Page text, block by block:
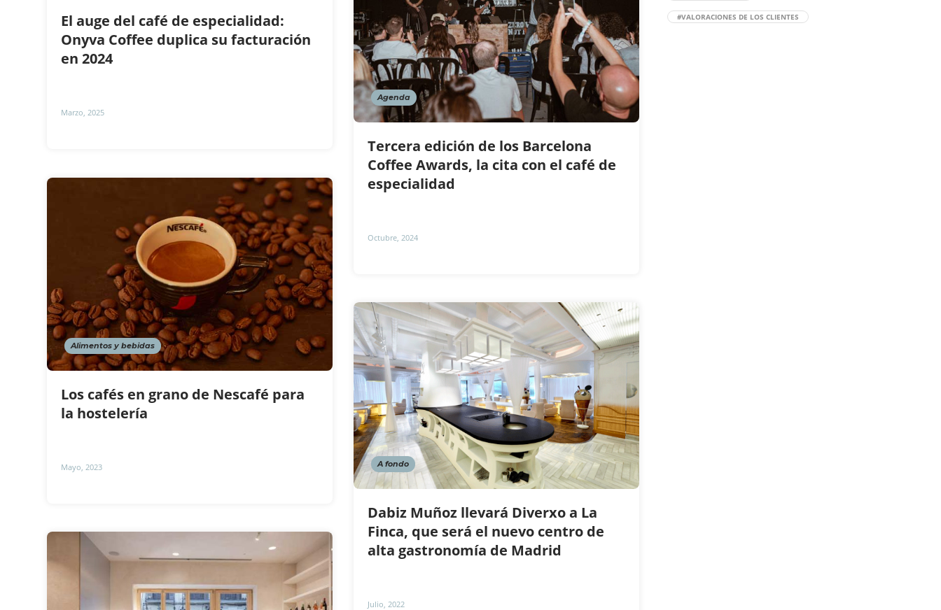
El auge del café de especialidad:
Onyva Coffee duplica su facturación
en 2024
Marzo, 2025
Agenda
Tercera edición de los Barcelona
Coffee Awards, la cita con el café de
especialidad
Octubre, 2024
Alimentos y bebidas
Los cafés en grano de Nescafé para
la hostelería
Mayo, 2023 A fondo
Dabiz Muñoz llevará Diverxo a La
Finca, que será el nuevo centro de
alta gastronomía de Madrid
Julio, 2022
#VALORACIONES DE LOS CLIENTES